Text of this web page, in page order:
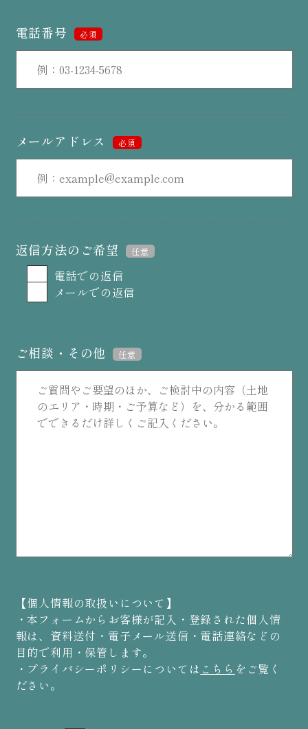
電話番号 必須
メールアドレス 必須
返信方法のご希望 任意
電話での返信
メールでの返信
ご相談・その他 任意
【個人情報の取扱いについて】
・本フォームからお客様が記入・登録された個人情
報は、資料送付・電子メール送信・電話連絡などの
目的で利用・保管します。
・プライバシーポリシーについては こちら をご覧く
ださい。